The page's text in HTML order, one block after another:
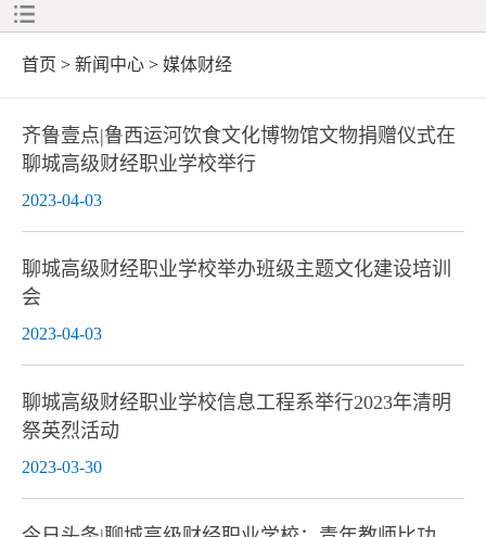
首页 > 新闻中心 > 媒体财经
齐鲁壹点|鲁西运河饮食文化博物馆文物捐赠仪式在
聊城高级财经职业学校举行
2023-04-03
聊城高级财经职业学校举办班级主题文化建设培训
会
2023-04-03
聊城高级财经职业学校信息工程系举行2023年清明
祭英烈活动
2023-03-30